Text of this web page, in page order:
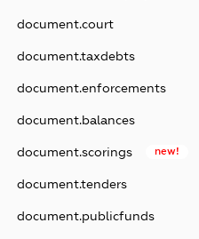
document.court
document.taxdebts
document.enforcements
document.balances
document.scorings new!
document.tenders
document.publicfunds